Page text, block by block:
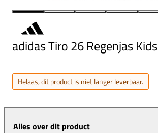
adidas Tiro 26 Regenjas Kids
Helaas, dit product is niet langer leverbaar.
Alles over dit product